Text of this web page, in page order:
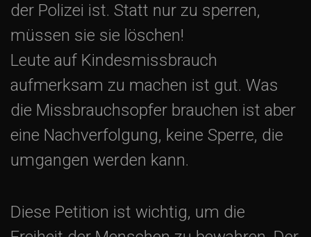
der Polizei ist. Statt nur zu sperren,
müssen sie sie löschen!
Leute auf Kindesmissbrauch
aufmerksam zu machen ist gut. Was
die Missbrauchsopfer brauchen ist aber
eine Nachverfolgung, keine Sperre, die
umgangen werden kann.
Diese Petition ist wichtig, um die